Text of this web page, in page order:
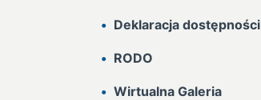
Deklaracja dostępności
RODO
Wirtualna Galeria